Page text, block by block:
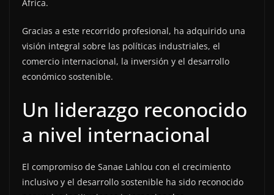
África.
Gracias a este recorrido profesional, ha adquirido una
visión integral sobre las políticas industriales, el
comercio internacional, la inversión y el desarrollo
económico sostenible.
Un liderazgo reconocido
a nivel internacional
El compromiso de Sanae Lahlou con el crecimiento
inclusivo y el desarrollo sostenible ha sido reconocido